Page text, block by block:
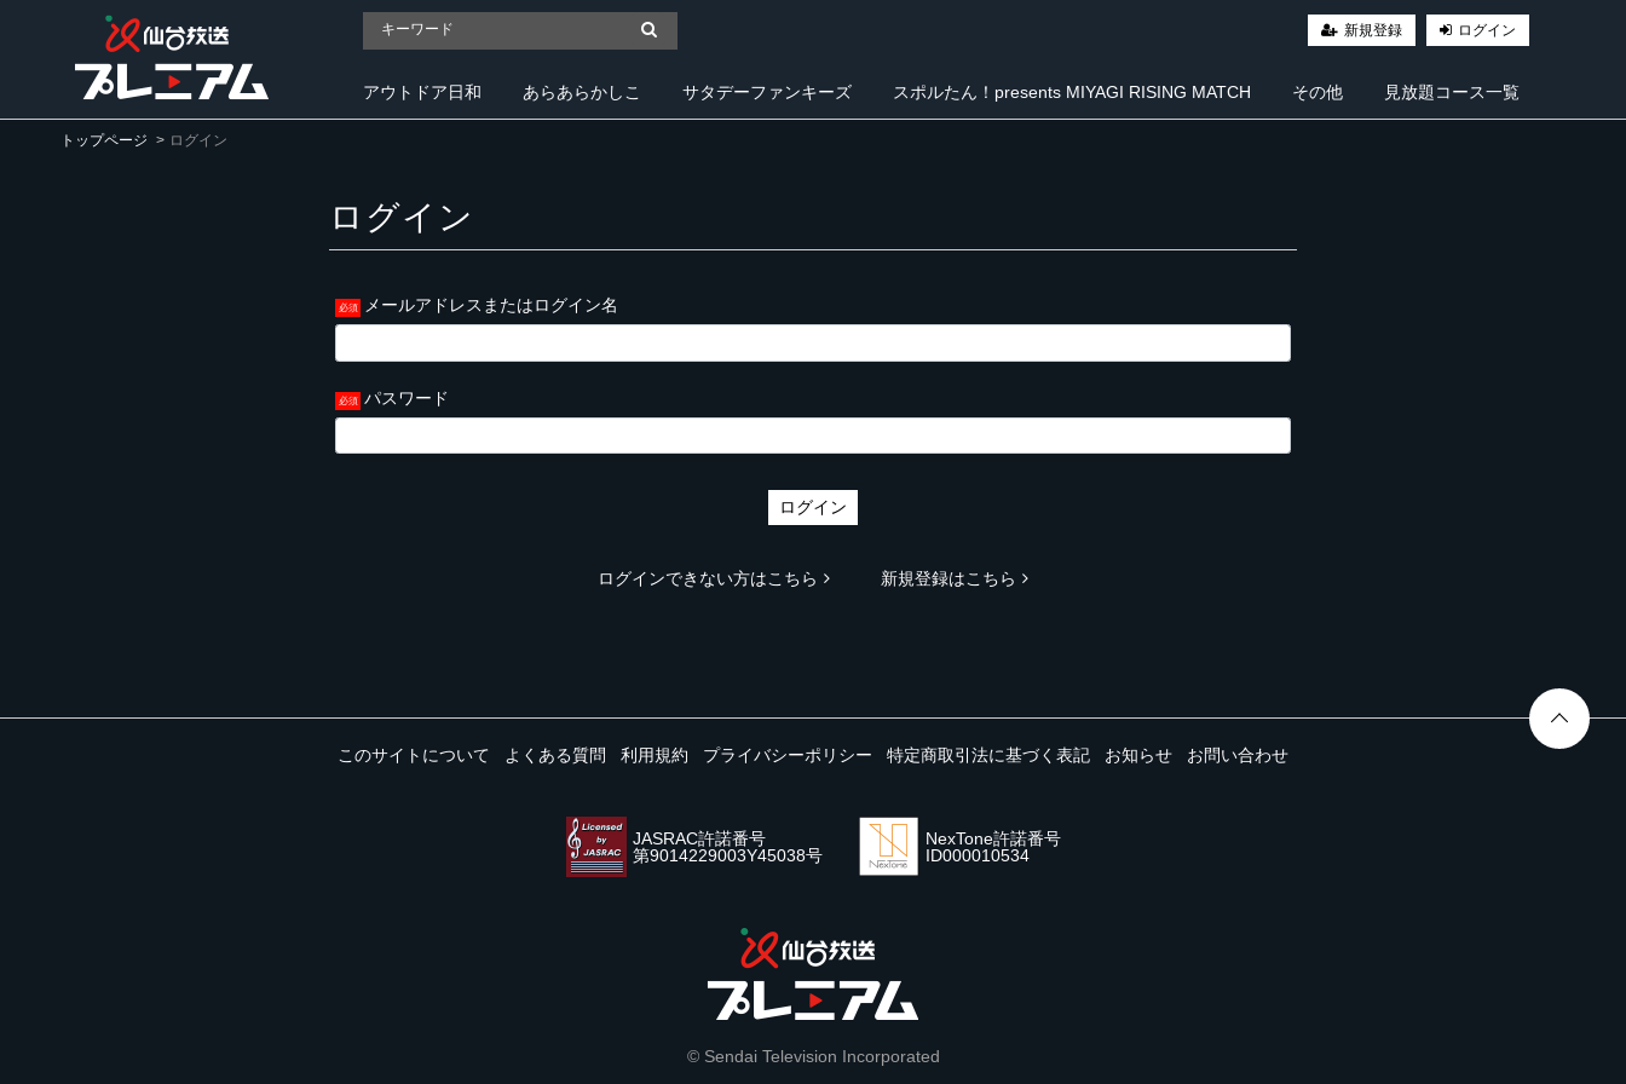
新規登録 ログイン
アウトドア日和 あらあらかしこ サタデーファンキーズ スポルたん！presents MIYAGI RISING MATCH その他 見放題コース一覧
トップページ ログイン
ログイン
メールアドレスまたはログイン名
パスワード
ログイン
ログインできない方はこちら 新規登録はこちら
このサイトについて よくある質問 利用規約 プライバシーポリシー 特定商取引法に基づく表記 お知らせ お問い合わせ
JASRAC許諾番号
第9014229003Y45038号
NexTone許諾番号
ID000010534
© Sendai Television Incorporated